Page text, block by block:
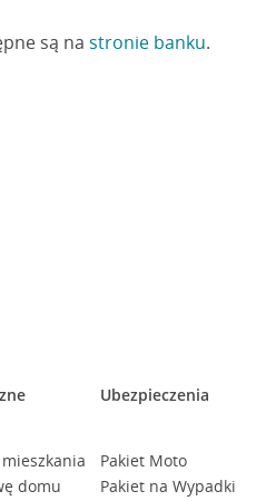
są na stronie banku.
domu
Ubezpieczenia
Pakiet Moto
Pakiet na Wypadki